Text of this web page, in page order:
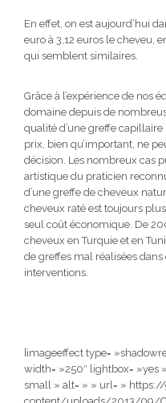
En effet, on est aujourd’hui
euro à 3,12 euros le cheveu,
qui semblent similaires.
Grâce à l’expérience de nos
domaine depuis de
qualité d’une greffe
prix, bien qu’important, ne
décision. Les nombreux cas
artistique du praticien
d’une greffe de cheveux
cheveux raté est toujours
seul coût économique. De
cheveux en Turquie et en
de greffes mal réalisées
interventions.
[imageeffect type=
width= »250″ lightbox= »yes
small » alt= » » url= »